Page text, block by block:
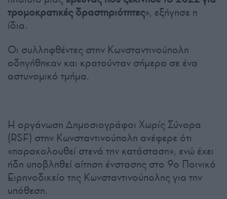
τρομοκρατικές δραστηριότητες», εξήγησε η
ίδια.
Οι συλληφθέντες στην Κωνσταντινούπολη
οδηγήθηκαν και κρατούνταν σήμερα σε ένα
αστυνομικό τμήμα.
Η οργάνωση Δημοσιογράφοι Χωρίς Σύνορα
(RSF) στην Κωνσταντινούπολη ανέφερε ότι
«παρακολουθεί στενά την κατάσταση», ενώ έχει
ήδη υποβληθεί αίτηση ένστασης στο 9ο Ποινικό
Ειρηνοδικείο της Κωνσταντινούπολης για την
υπόθεση.